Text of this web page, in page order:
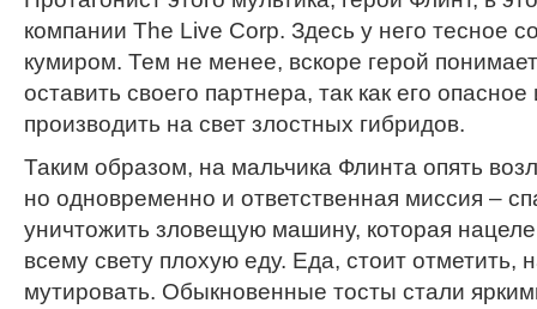
компании The Live Corp. Здесь у него тесное
кумиром. Тем не менее, вскоре герой
оставить своего партнера, так как его
производить на свет злостных гибридов.
Таким образом, на мальчика Флинта опять
но одновременно и ответственная миссия –
уничтожить зловещую машину, которая
всему свету плохую еду. Еда, стоит
мутировать. Обыкновенные тосты стали